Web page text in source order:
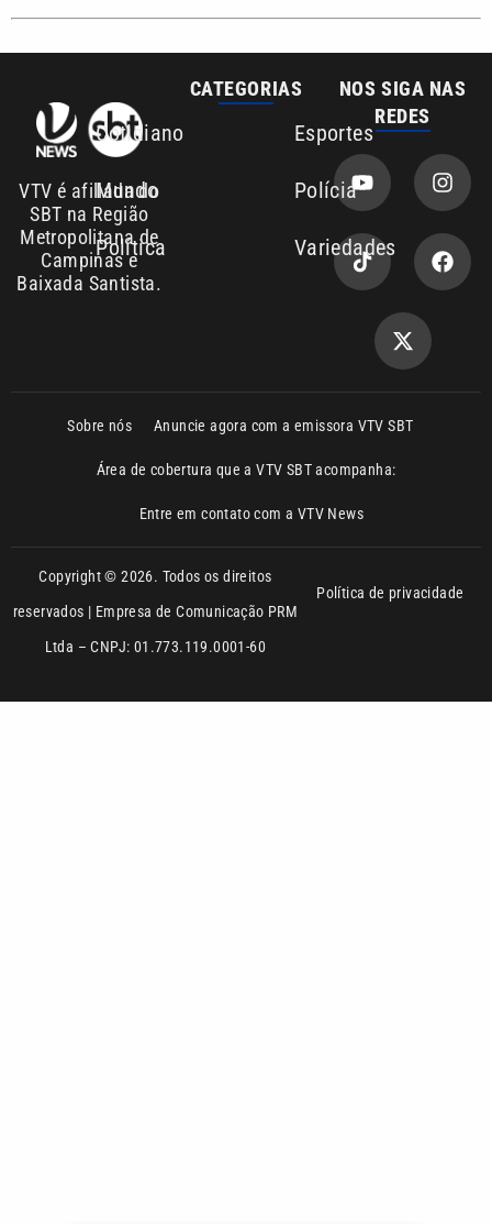
VTV é afiliada do
SBT na Região
Metropolitana de
Campinas e
Baixada Santista.
Esportes
Mundo Polícia
Política Variedades
REDES
Anuncie agora com a emissora VTV SBT
Copyright © 2026. Todos os direitos